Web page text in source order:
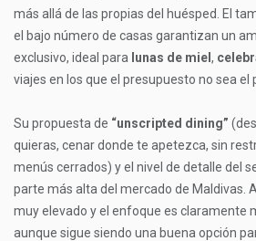
más allá de las propias del huésped. El
el bajo número de casas garantizan un
exclusivo, ideal para lunas de miel,
viajes en los que el presupuesto no sea el
Su propuesta de “unscripted dining”
quieras, cenar donde te apetezca, sin
menús cerrados) y el nivel de detalle del
parte más alta del mercado de Maldivas.
muy elevado y el enfoque es claramente
aunque sigue siendo una buena opción